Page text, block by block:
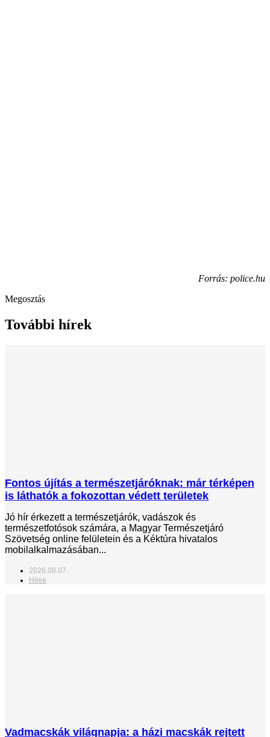
Forrás: police.hu
Megosztás
További hírek
Fontos újítás a természetjáróknak: már térképen
is láthatók a fokozottan védett területek
Jó hír érkezett a természetjárók, vadászok és
természetfotósok számára, a Magyar Természetjáró
Szövetség online felületein és a Kéktúra hivatalos
mobilalkalmazásában...
2026.08.07.
Hírek
Vadmacskák világnapja: a házi macskák rejtett